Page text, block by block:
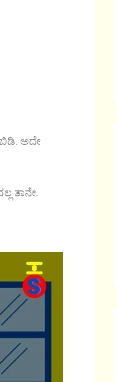
ಬಿಡಿ. ಅದೇ
ತಾನೇ.